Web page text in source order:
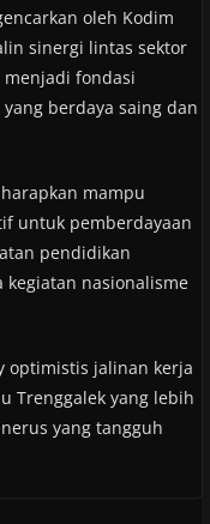
oleh Kodim
sinergi lintas sektor
fondasi
berdaya saing dan
mampu
untuk pemberdayaan
pendidikan
nasionalisme
optimistis jalinan kerja
Trenggalek yang lebih
yang tangguh